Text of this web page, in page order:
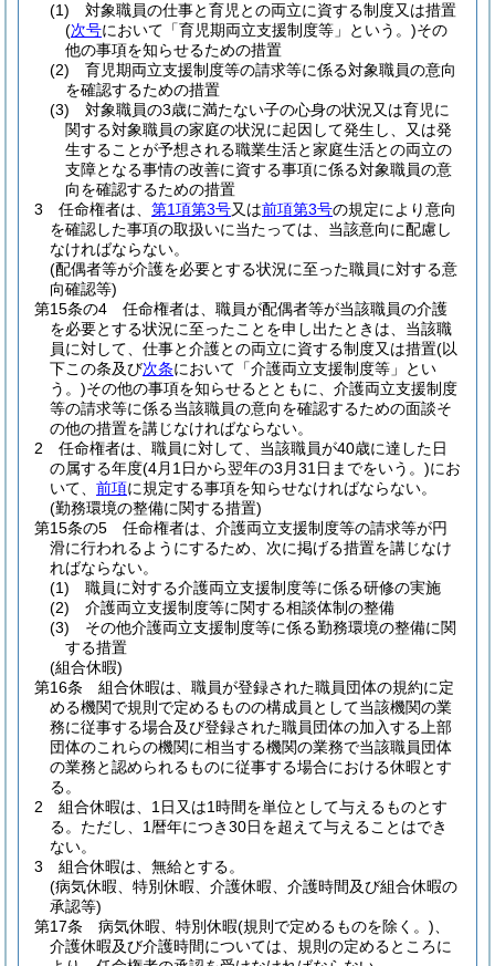
(1)
対象職員の仕事と育児との両立に資する制度又は措置
(次号において「育児期両立支援制度等」という。)その
他の事項を知らせるための措置
(2)
育児期両立支援制度等の請求等に係る対象職員の意向
を確認するための措置
(3)
対象職員の3歳に満たない子の心身の状況又は育児に
関する対象職員の家庭の状況に起因して発生し、又は発
生することが予想される職業生活と家庭生活との両立の
支障となる事情の改善に資する事項に係る対象職員の意
向を確認するための措置
3
任命権者は、 第1項第3号又は前項第3号の規定により意向
を確認した事項の取扱いに当たっては、当該意向に配慮し
なければならない。
(配偶者等が介護を必要とする状況に至った職員に対する意
向確認等)
第15条の4
任命権者は、職員が配偶者等が当該職員の介護
を必要とする状況に至ったことを申し出たときは、当該職
員に対して、仕事と介護との両立に資する制度又は措置(以
下この条及び次条において「介護両立支援制度等」とい
う。)その他の事項を知らせるとともに、介護両立支援制度
等の請求等に係る当該職員の意向を確認するための面談そ
の他の措置を講じなければならない。
2
任命権者は、職員に対して、当該職員が40歳に達した日
の属する年度(4月1日から翌年の3月31日までをいう。)にお
いて、 前項に規定する事項を知らせなければならない。
(勤務環境の整備に関する措置)
第15条の5
任命権者は、介護両立支援制度等の請求等が円
滑に行われるようにするため、次に掲げる措置を講じなけ
ればならない。
(1)
職員に対する介護両立支援制度等に係る研修の実施
(2)
介護両立支援制度等に関する相談体制の整備
(3)
その他介護両立支援制度等に係る勤務環境の整備に関
する措置
(組合休暇)
第16条
組合休暇は、職員が登録された職員団体の規約に定
める機関で規則で定めるものの構成員として当該機関の業
務に従事する場合及び登録された職員団体の加入する上部
団体のこれらの機関に相当する機関の業務で当該職員団体
の業務と認められるものに従事する場合における休暇とす
る。
2
組合休暇は、1日又は1時間を単位として与えるものとす
る。 ただし、1暦年につき30日を超えて与えることはでき
ない。
3
組合休暇は、無給とする。
(病気休暇、特別休暇、介護休暇、介護時間及び組合休暇の
承認等)
第17条
病気休暇、特別休暇(規則で定めるものを除く。)
介護休暇及び介護時間については、規則の定めるところに